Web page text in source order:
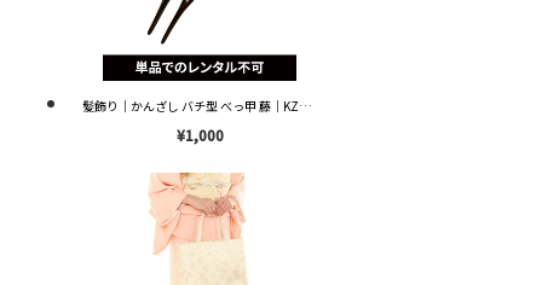
髪飾り｜かんざし バチ型 べっ甲 藤｜KZ0083 ※単品レンタル不可※
¥1,000